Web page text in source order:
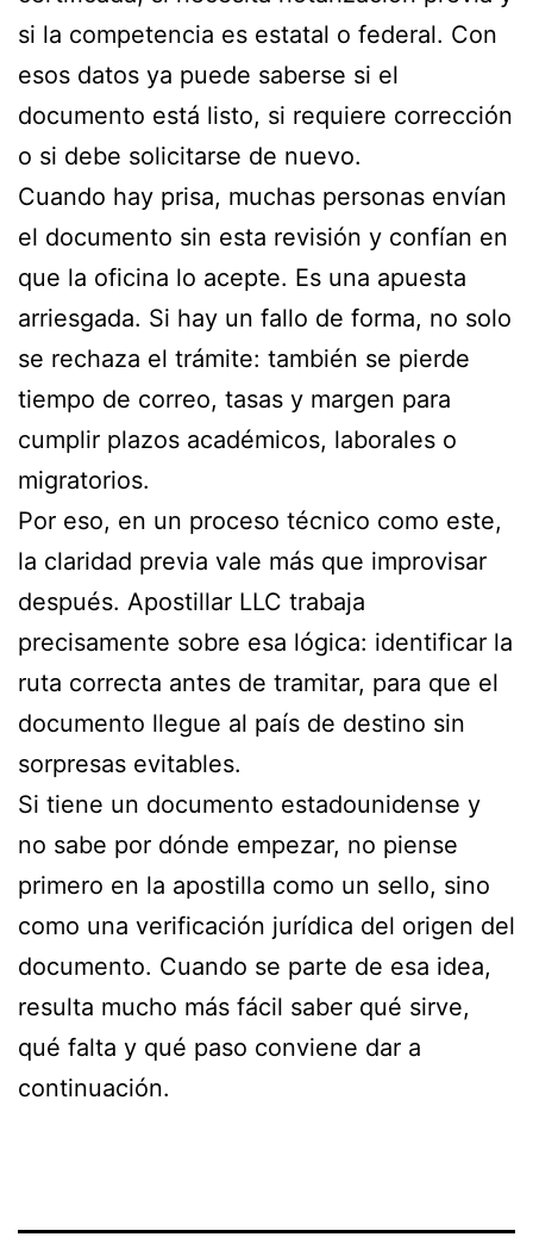
si la competencia es estatal o federal. Con
esos datos ya puede saberse si el
documento está listo, si requiere corrección
o si debe solicitarse de nuevo.
Cuando hay prisa, muchas personas envían
el documento sin esta revisión y confían en
que la oficina lo acepte. Es una apuesta
arriesgada. Si hay un fallo de forma, no solo
se rechaza el trámite: también se pierde
tiempo de correo, tasas y margen para
cumplir plazos académicos, laborales o
migratorios.
Por eso, en un proceso técnico como este,
la claridad previa vale más que improvisar
después. Apostillar LLC trabaja
precisamente sobre esa lógica: identificar la
ruta correcta antes de tramitar, para que el
documento llegue al país de destino sin
sorpresas evitables.
Si tiene un documento estadounidense y
no sabe por dónde empezar, no piense
primero en la apostilla como un sello, sino
como una verificación jurídica del origen del
documento. Cuando se parte de esa idea,
resulta mucho más fácil saber qué sirve,
qué falta y qué paso conviene dar a
continuación.